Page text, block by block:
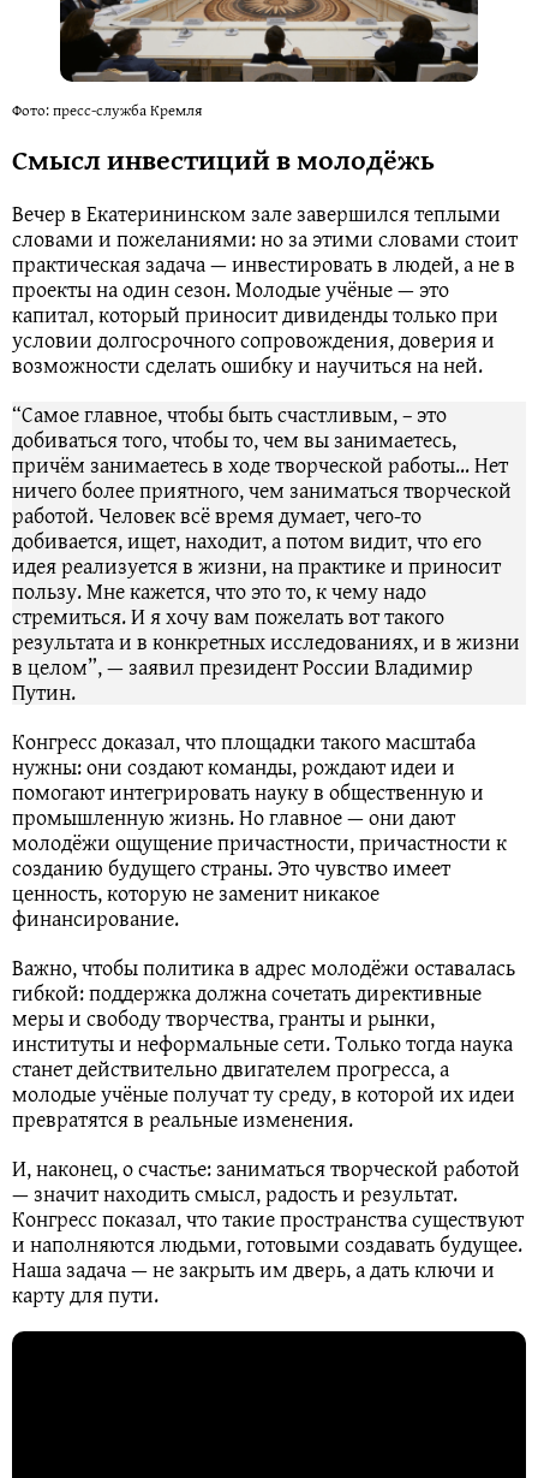
Фото: пресс-служба Кремля
Смысл инвестиций в молодёжь
Вечер в Екатерининском зале завершился теплыми
словами и пожеланиями: но за этими словами стоит
практическая задача — инвестировать в людей, а не в
проекты на один сезон. Молодые учёные — это
капитал, который приносит дивиденды только при
условии долгосрочного сопровождения, доверия и
возможности сделать ошибку и научиться на ней.
“Самое главное, чтобы быть счастливым, – это
добиваться того, чтобы то, чем вы занимаетесь,
причём занимаетесь в ходе творческой работы… Нет
ничего более приятного, чем заниматься творческой
работой. Человек всё время думает, чего-то
добивается, ищет, находит, а потом видит, что его
идея реализуется в жизни, на практике и приносит
пользу. Мне кажется, что это то, к чему надо
стремиться. И я хочу вам пожелать вот такого
результата и в конкретных исследованиях, и в жизни
в целом”, — заявил президент России Владимир
Путин.
Конгресс доказал, что площадки такого масштаба
нужны: они создают команды, рождают идеи и
помогают интегрировать науку в общественную и
промышленную жизнь. Но главное — они дают
молодёжи ощущение причастности, причастности к
созданию будущего страны. Это чувство имеет
ценность, которую не заменит никакое
финансирование.
Важно, чтобы политика в адрес молодёжи оставалась
гибкой: поддержка должна сочетать директивные
меры и свободу творчества, гранты и рынки,
институты и неформальные сети. Только тогда наука
станет действительно двигателем прогресса, а
молодые учёные получат ту среду, в которой их идеи
превратятся в реальные изменения.
И, наконец, о счастье: заниматься творческой работой
— значит находить смысл, радость и результат.
Конгресс показал, что такие пространства существуют
и наполняются людьми, готовыми создавать будущее.
Наша задача — не закрыть им дверь, а дать ключи и
карту для пути.